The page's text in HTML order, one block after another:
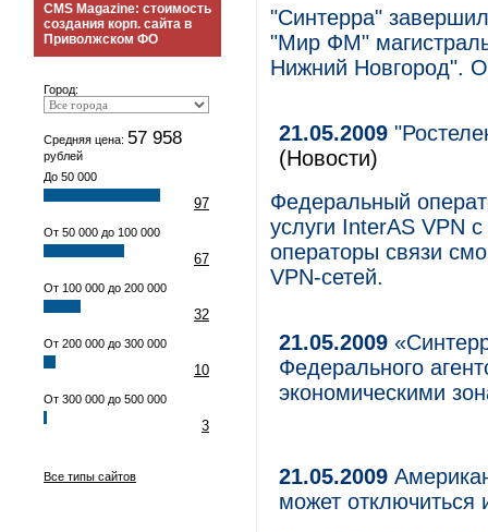
CMS Magazine: стоимость
создания корп. сайта в
Приволжском ФО
Город:
Средняя цена: 57 958
рублей
До 50 000
97
От 50 000 до 100 000
67
От 100 000 до 200 000
32
От 200 000 до 300 000
10
От 300 000 до 500 000
3
Все типы сайтов
"Синтерра"
"Мир ФМ"
Нижний Новгород".
21.05.2009
(Новости)
Федеральный
услуги InterAS VPN
операторы связи
VPN-сетей.
21.05.2009
Федерального
экономическими
21.05.2009
может отключиться